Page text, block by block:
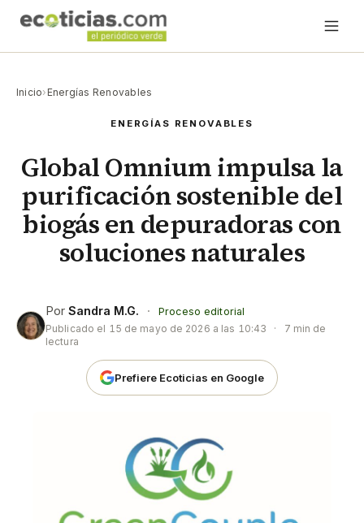
Inicio› Energías Renovables
ENERGÍAS RENOVABLES
Global Omnium impulsa la
purificación sostenible del
biogás en depuradoras con
soluciones naturales
Por Sandra M.G. ·
Proceso editorial
Publicado el 15 de mayo de 2026 a las 10:43 ·
7 min de
lectura
Prefiere Ecoticias en Google